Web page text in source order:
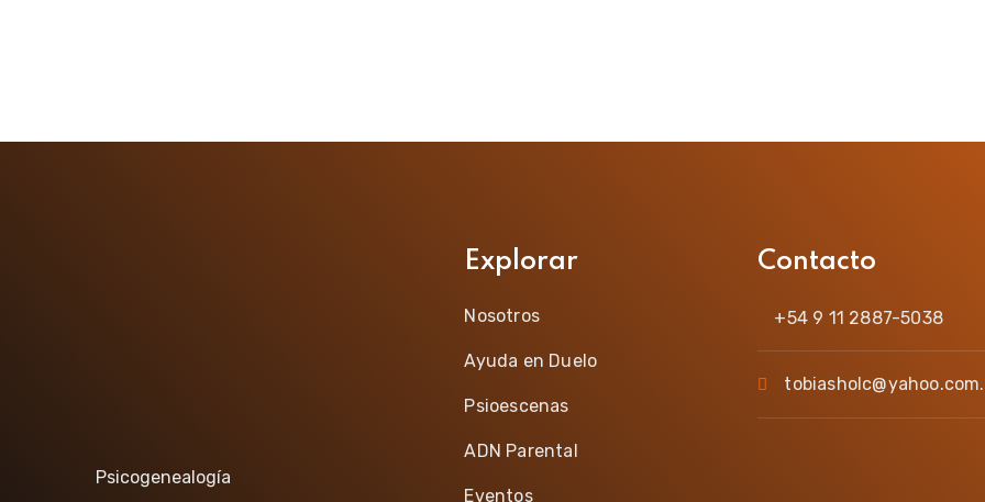
Psicogenealogía
Explorar
Nosotros
Ayuda en Duelo
Psioescenas
ADN Parental
Eventos
Contacto
+54 9 11 2887-5038